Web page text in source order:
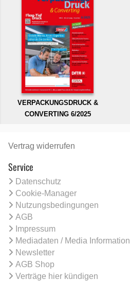
VERPACKUNGSDRUCK &
CONVERTING 6/2025
Vertrag widerrufen
Service
Datenschutz
Cookie-Manager
Nutzungsbedingungen
AGB
Impressum
Mediadaten / Media Information
Newsletter
AGB Shop
Verträge hier kündigen